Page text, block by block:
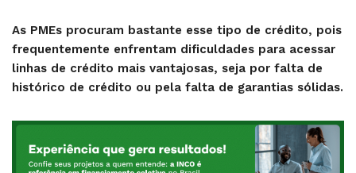
As PMEs procuram bastante esse tipo de crédito, pois
frequentemente enfrentam dificuldades para acessar
linhas de crédito mais vantajosas, seja por falta de
histórico de crédito ou pela falta de garantias sólidas.